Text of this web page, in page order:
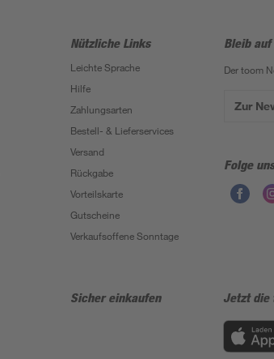
Nützliche Links
Leichte Sprache
Hilfe
Zahlungsarten
Bestell- & Lieferservices
Versand
Rückgabe
Vorteilskarte
Gutscheine
Verkaufsoffene Sonntage
Bleib
Der toom
Zur
Folge
Sicher einkaufen Jetzt die